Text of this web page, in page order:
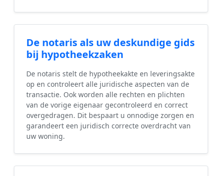
De notaris als uw deskundige gids
bij hypotheekzaken
De notaris stelt de hypotheekakte en leveringsakte
op en controleert alle juridische aspecten van de
transactie. Ook worden alle rechten en plichten
van de vorige eigenaar gecontroleerd en correct
overgedragen. Dit bespaart u onnodige zorgen en
garandeert een juridisch correcte overdracht van
uw woning.